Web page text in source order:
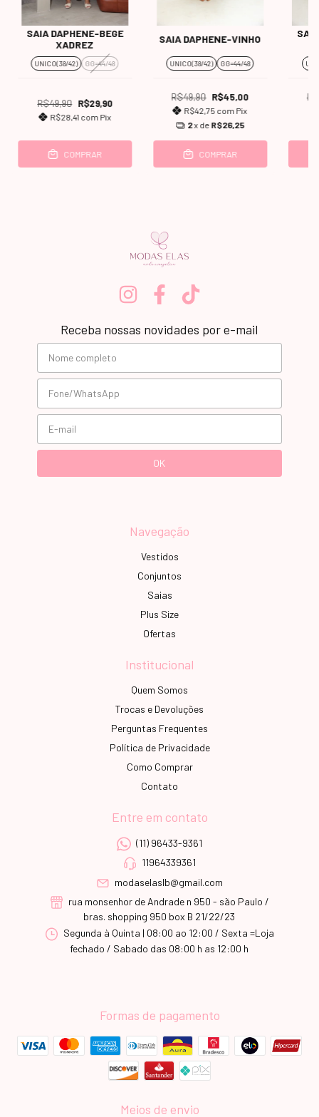
SAIA DAPHENE-BEGE
XADREZ
UNICO(38/42) GG=44/48
R$49,90 R$29,90
R$28,41 com Pix
COMPRAR
SAIA DAPHENE-VINHO
UNICO(38/42) GG=44/48
R$49,90 R$45,00
R$42,75 com Pix
2x de R$26,25
COMPRAR
Receba nossas novidades por e-mail
Navegação
Vestidos
Conjuntos
Saias
Plus Size
Ofertas
Institucional
Quem Somos
Trocas e Devoluções
Perguntas Frequentes
Política de Privacidade
Como Comprar
Contato
Entre em contato
(11) 96433-9361
11964339361
modaselaslb@gmail.com
rua monsenhor de Andrade n 950 - são Paulo /
bras. shopping 950 box B 21/22/23
Segunda à Quinta | 08:00 ao 12:00 / Sexta =Loja
fechado / Sabado das 08:00 h as 12:00 h
Formas de pagamento
Meios de envio